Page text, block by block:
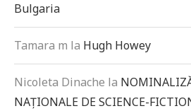
Bulgaria
Tamara m la Hugh Howey
Nicoleta Dinache la
NAȚIONALE DE SCIENCE-